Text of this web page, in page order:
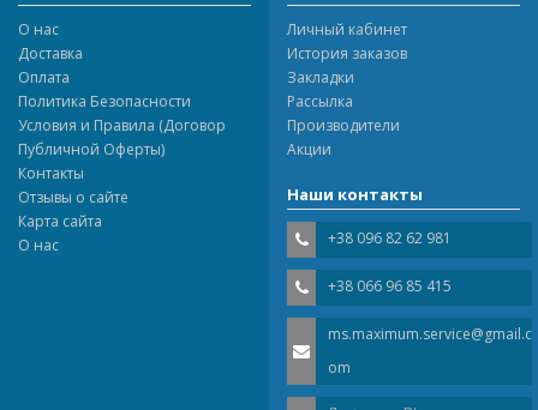
О нас
Доставка
Оплата
Политика Безопасности
Условия и Правила (Договор
Публичной Оферты)
Контакты
Отзывы о сайте
Карта сайта
О нас
Личный кабинет
История заказов
Закладки
Рассылка
Производители
Акции
Наши контакты
+38 096 82 62 981
+38 066 96 85 415
ms.maximum.service@gmail.c
om